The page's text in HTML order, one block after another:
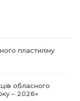
пластиліну
обласного
– 2026»